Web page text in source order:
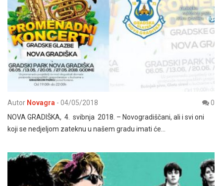
Autor Novagra - 04/05/2018
0
NOVA GRADIŠKA, 4. svibnja 2018. – Novogradiščani, ali i svi oni
koji se nedjeljom zateknu u našem gradu imati će…